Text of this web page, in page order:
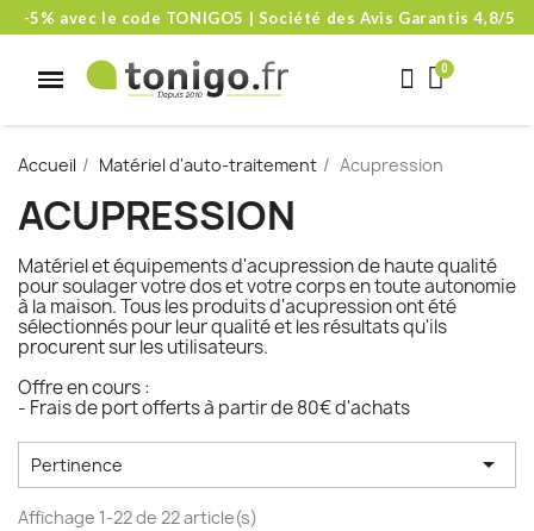
-5% avec le code TONIGO5 | Société des Avis Garantis 4,8/5
Accueil Matériel d'auto-traitement Acupression
ACUPRESSION
Matériel et équipements d'acupression de haute qualité
pour soulager votre dos et votre corps en toute autonomie
à la maison. Tous les produits d'acupression ont été
sélectionnés pour leur qualité et les résultats qu'ils
procurent sur les utilisateurs.
Offre en cours :
- Frais de port offerts à partir de 80€ d'achats
Pertinence 
Affichage 1-22 de 22 article(s)